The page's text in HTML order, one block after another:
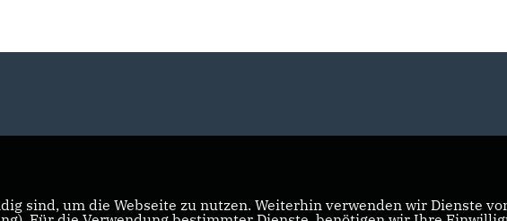
sind, um die Webseite zu nutzen. Weiterhin verwenden wir Dienste